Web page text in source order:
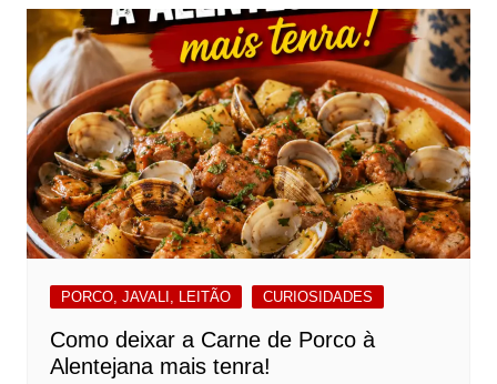
PORCO, JAVALI, LEITÃO CURIOSIDADES
Como deixar a Carne de Porco à
Alentejana mais tenra!